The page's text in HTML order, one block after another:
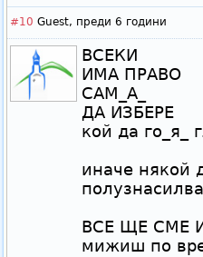
#10 Guest, преди 6 години
ВСЕКИ
ИМА ПРАВО
САМ_А_
ДА ИЗБЕРЕ
кой да го_я_
иначе някой
ВСЕ ЩЕ СМЕ
мижиш по